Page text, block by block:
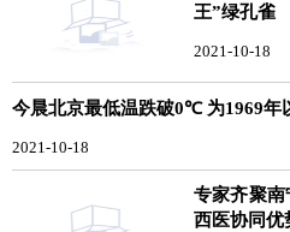
王”绿孔雀
2021-10-18
今晨北京最低温跌破0℃ 为1969年
2021-10-18
专家齐聚南
西医协同优